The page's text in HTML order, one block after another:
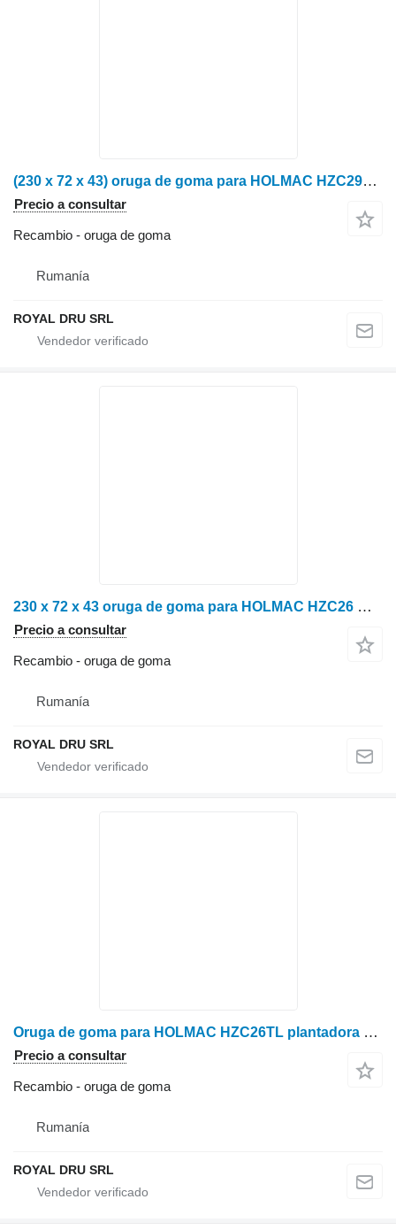
(230 x 72 x 43) oruga de goma para HOLMAC HZC292X maquinaria forestal
Precio a consultar
Recambio - oruga de goma
Rumanía
ROYAL DRU SRL
230 x 72 x 43 oruga de goma para HOLMAC HZC26 maquinaria forestal
Precio a consultar
Recambio - oruga de goma
Rumanía
ROYAL DRU SRL
Oruga de goma para HOLMAC HZC26TL plantadora de árboles
Precio a consultar
Recambio - oruga de goma
Rumanía
ROYAL DRU SRL